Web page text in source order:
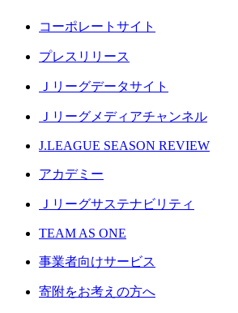
コーポレートサイト
プレスリリース
Ｊリーグデータサイト
Ｊリーグメディアチャンネル
J.LEAGUE SEASON REVIEW
アカデミー
Ｊリーグサステナビリティ
TEAM AS ONE
事業者向けサービス
寄附をお考えの方へ